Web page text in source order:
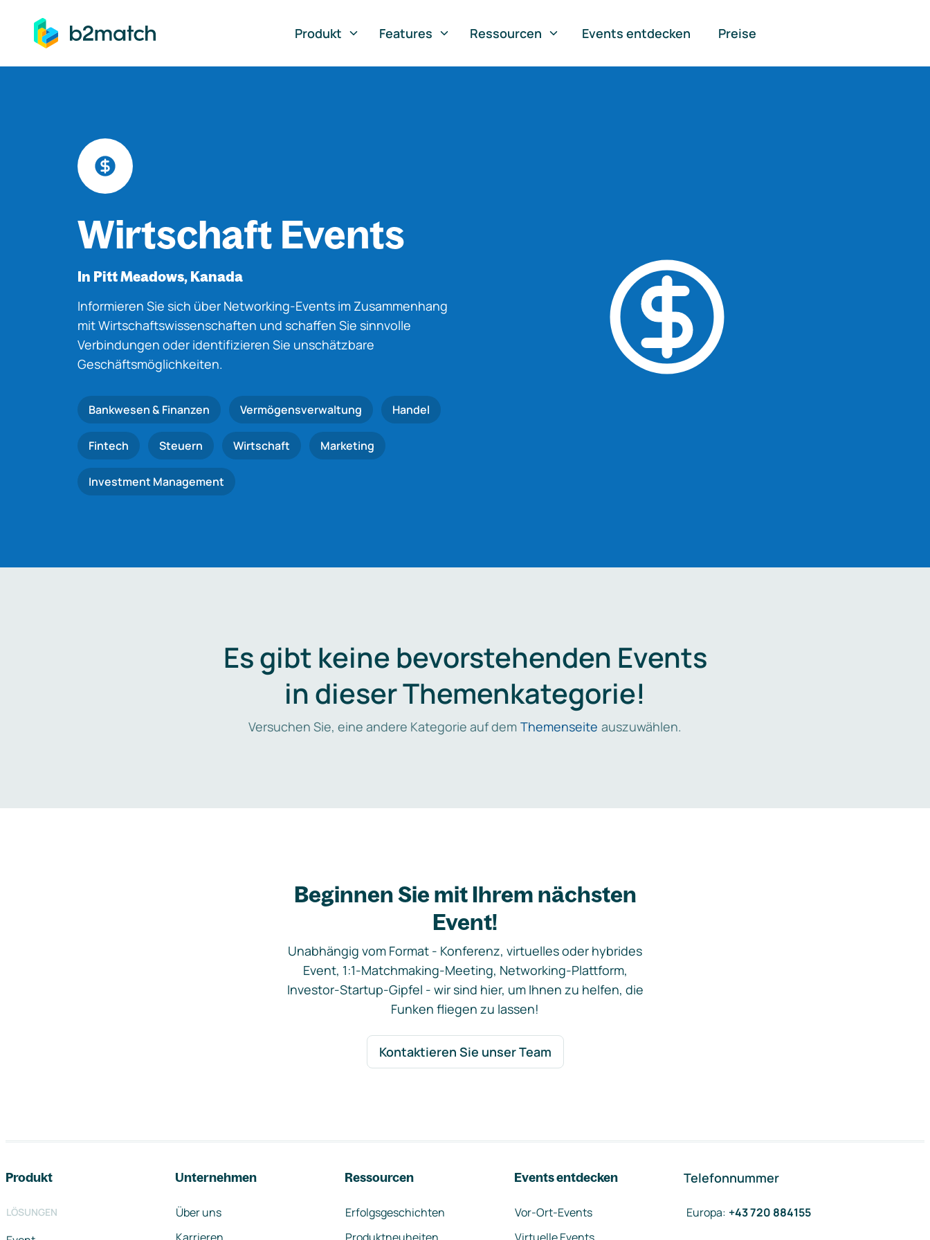
springen
Produkt
Features Ressourcen Events entdecken Preise
Wirtschaft Events
In Pitt Meadows, Kanada
Informieren Sie sich über Networking-Events im Zusammenhang
mit Wirtschaftswissenschaften und schaffen Sie sinnvolle
Verbindungen oder identifizieren Sie unschätzbare
Geschäftsmöglichkeiten.
Bankwesen & Finanzen Vermögensverwaltung Handel
Fintech Steuern Wirtschaft Marketing
Investment Management
Es gibt keine bevorstehenden Events
in dieser Themenkategorie!
Versuchen Sie, eine andere Kategorie auf dem Themenseite auszuwählen.
Beginnen Sie mit Ihrem nächsten
Event!
Unabhängig vom Format - Konferenz, virtuelles oder hybrides
Event, 1:1-Matchmaking-Meeting, Networking-Plattform,
Investor-Startup-Gipfel - wir sind hier, um Ihnen zu helfen, die
Funken fliegen zu lassen!
Kontaktieren Sie unser Team
Produkt
LÖSUNGEN
Unternehmen
Über uns
Ressourcen
Erfolgsgeschichten
Events entdecken
Vor-Ort-Events
Telefonnummer
Europa: +43 720 884155